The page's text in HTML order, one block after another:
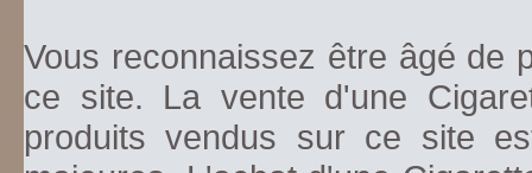
Vous reconnaissez être âgé de
ce site. La vente d'une
produits vendus sur ce site